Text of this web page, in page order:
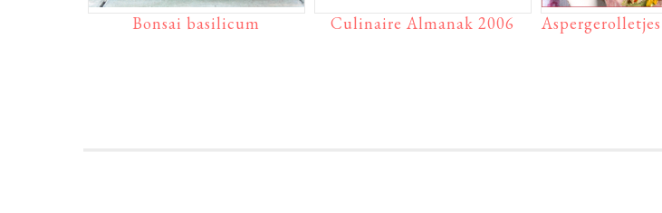
Bonsai basilicum Culinaire Almanak 2006